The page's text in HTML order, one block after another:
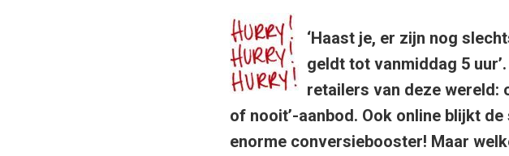
‘Haast je, er zijn nog
geldt tot vanmiddag 5
retailers van deze wereld:
of nooit’-aanbod. Ook online blijkt
enorme conversiebooster! Maar